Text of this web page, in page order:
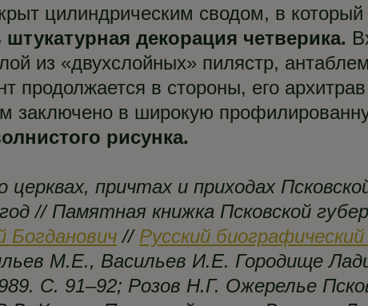
цилиндрическим сводом, в который
декорация четверика.
из «двухслойных» пилястр,
продолжается в стороны, его
заключено в широкую
рисунка.
причтах и приходах
// Памятная книжка Псковской
Богданович // Русский биографический
М.Е., Васильев И.Е. Городище
С. 91–92; Розов Н.Г. Ожерелье